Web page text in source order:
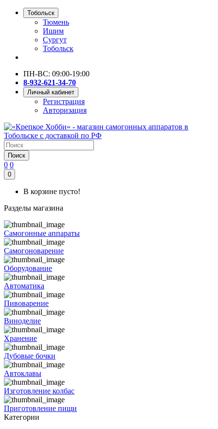
Тобольск
Тюмень
Ишим
Сургут
Тобольск
ПН-ВС: 09:00-19:00
8-932-621-34-70
Личный кабинет
Регистрация
Авторизация
Поиск
0 0
0
В корзине пусто!
Разделы магазина
Самогонные аппараты
Самогоноварение
Оборудование
Автоматика
Пивоварение
Виноделие
Хранение
Дубовые бочки
Автоклавы
Изготовление колбас
Приготовление пищи
Категории